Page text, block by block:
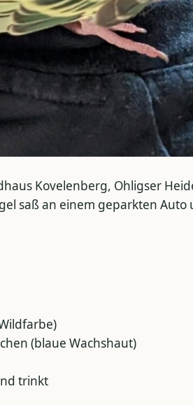
Kovelenberg, Ohligser
saß an einem geparkten
(blaue Wachshaut)
trinkt